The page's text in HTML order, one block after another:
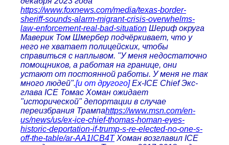
https://www.foxnews.com/media/texas-border-
sheriff-sounds-alarm-migrant-crisis-overwhelms-
law-enforcement-real-bad-situation Шериф округа
Маверик Том Шмербер подчёркивает, что у
него не хватает полицейских, чтобы
справиться с наплывом. "У меня недостаточно
помощников, а работая на границе, они
устают от постоянной работы. У меня не так
много людей".[и от другого]Ex-ICE Chief Экс-
глава ICE Томас Хоман ожидает
"исторической" депортации в случае
переизбрания Трампаhttps://www.msn.com/en-
us/news/us/ex-ice-chief-thomas-homan-eyes-
historic-deportation-if-trump-s-re-elected-no-one-s-
off-the-table/ar-AA1lCB4TХоман возглавил ICE